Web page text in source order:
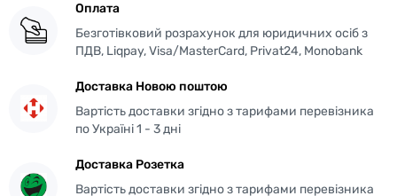
Оплата
Безготівковий розрахунок для юридичних осіб з
ПДВ, Liqpay, Visa/MasterCard, Privat24, Monobank
Доставка Новою поштою
Вартість доставки згідно з тарифами перевізника
по Україні 1 - 3 дні
Доставка Розетка
Вартість доставки згідно з тарифами перевізника